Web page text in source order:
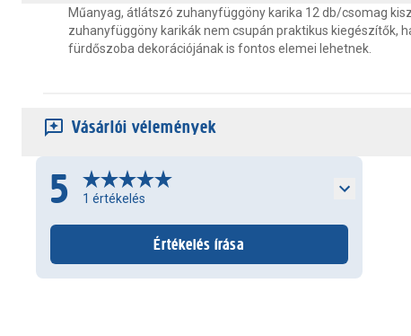
Műanyag, átlátszó zuhanyfüggöny karika 12 db/csomag
zuhanyfüggöny karikák nem csupán praktikus kiegészítők,
fürdőszoba dekorációjának is fontos elemei lehetnek.
Vásárlói vélemények
5 1 értékelés
Értékelés írása